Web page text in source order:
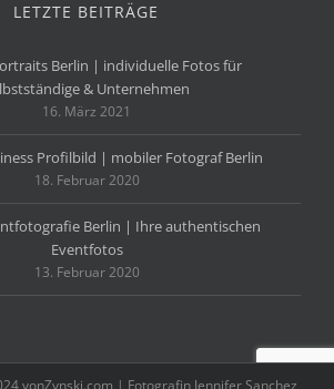
LETZTE BEITRÄGE
Berlin | individuelle Fotos für
& Unternehmen
16. März 2021
Profilbild | mobiler Fotograf Berlin
18. Februar 2020
Berlin | Ihre authentischen
Eventfotos
13. Februar 2020